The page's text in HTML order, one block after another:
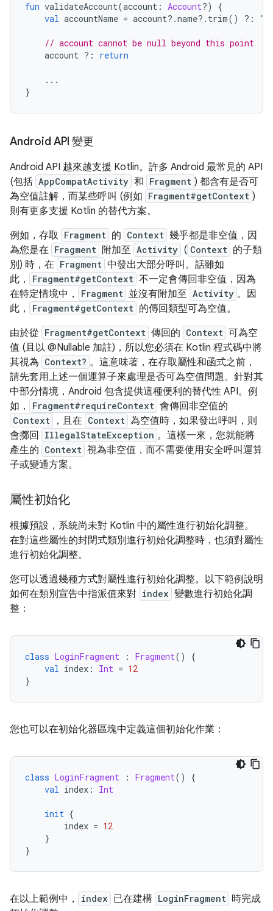
fun validateAccount(account : Account?)
{
val accountName = account?.name?. trim() ?:
// account cannot be null beyond this point
account ?: return
...
}
Android API 變更
Android API 越來越支援 Kotlin。許多 Android 最常見的 API
(包括 AppCompatActivity 和 Fragment ) 都含有是否可
為空值註解，而某些呼叫 (例如 Fragment#getContext )
則有更多支援 Kotlin 的替代方案。
例如，存取 Fragment 的 Context 幾乎都是非空值，因
為您是在 Fragment 附加至 Activity ( Context 的子類
別) 時，在 Fragment 中發出大部分呼叫。話雖如
此，
Fragment#getContext 不一定會傳回非空值，因為
在特定情境中，
Fragment 並沒有附加至 Activity 。因
此，
Fragment#getContext 的傳回類型可為空值。
由於從 Fragment#getContext 傳回的 Context 可為空
值 (且以 @Nullable 加註)，所以您必須在 Kotlin 程式碼中將
其視為 Context? 。這意味著，在存取屬性和函式之前，
請先套用上述一個運算子來處理是否可為空值問題。針對其
中部分情境，Android 包含提供這種便利的替代性 API。例
如，
Fragment#requireContext 會傳回非空值的
Context ，且在 Context 為空值時，如果發出呼叫，則
會擲回
IllegalStateException 。這樣一來，您就能將
產生的 Context 視為非空值，而不需要使用安全呼叫運算
子或變通方案。
屬性初始化
根據預設，系統尚未對 Kotlin 中的屬性進行初始化調整。
在對這些屬性的封閉式類別進行初始化調整時，也須對屬性
進行初始化調整。
您可以透過幾種方式對屬性進行初始化調整。以下範例說明
如何在類別宣告中指派值來對 index 變數進行初始化調
整：
class LoginFragment : Fragment()
{
val index : Int = 12
}
您也可以在初始化器區塊中定義這個初始化作業：
class LoginFragment : Fragment()
{
val index : Int
init {
index = 12
}
}
在以上範例中， index 已在建構 LoginFragment 時完成